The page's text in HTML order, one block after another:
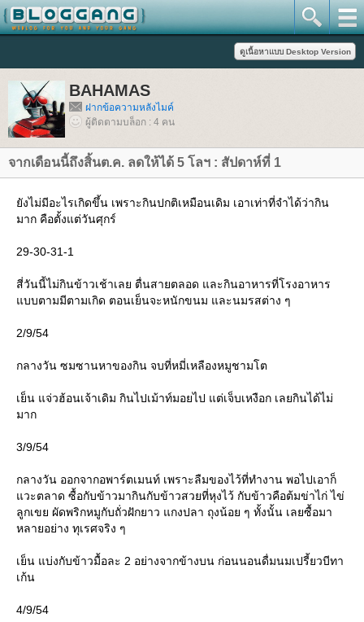
BAHAMAS
ฝากข้อความหลังไมค์
ผู้ติดตามบล็อก : 4 คน
จากเดือนนี้ถึงสิ้นต.ค. ลดให้ได้ 5 โลฯ : สัปดาห์ที่ 1
ังไม่มีอะไรเกิดขึ้น เพราะกินปกติเหมือนเดิม เอาเท่าที่จำได้ว่ากิน
มาก คือตั้งแต่วันศุกร์
29-30-31-1
สี่วันนี้ไม่กินข้าวเช้าเลย ตื่นสายตลอด และกินอาหารที่โรงอาหาร
บบตามมีตามเกิด ตอนเย็นจะหนักขนม และนมรสต่าง ๆ
2/9/54
กลางวัน ซมซานหาของกิน จบที่หมี่เหลืองหมูชามโต
เย็น แจ่วฮ้อนเจ้าเดิม กินไปเม้าท์มอยไป แต่เจ็บเหงือก เลยกินได้ไม่
มาก
3/9/54
กลางวัน ออกจากอพาร์ตเมนท์ เพราะลืมของไว้ที่ทำงาน พอไปเอาก็
วะตลาด ซื้อกับข้าวมากินกับข้าวสวยที่หุงไว้ กับข้าวคือต้มข่าไก่ ไข่
ลูกเขย ผัดพริกหมูกับถั่วฝักยาว แกงปลา ถุงน้อย ๆ ทั้งนั้น เลยซื้อมา
หลายอย่าง ทุเรศจริง ๆ
เย็น แบ่งกับข้าวมื้อละ 2 อย่างจากข้างบน ก่อนนอนดื่มนมเปรี้ยวบีทา
เก้น
4/9/54